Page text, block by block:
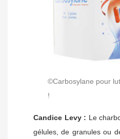
©Carbosylane pour
!
Candice Levy : Le
gélules, de granules ou